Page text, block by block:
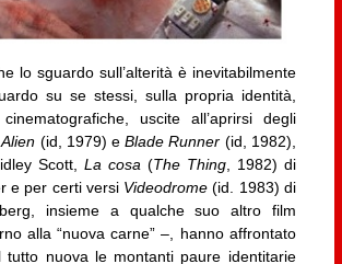
lo sguardo sull’alterità è inevitabilmente
su se stessi, sulla propria identità,
uscite all’aprirsi degli
Alien (id, 1979) eBlade Runner (id, 1982),
Scott,La cosa (The Thing, 1982) di
e per certi versi Videodrome (id. 1983) di
insieme a qualche suo altro film
alla “nuova carne” –, hanno affrontato
tutto nuova le montanti paure identitarie